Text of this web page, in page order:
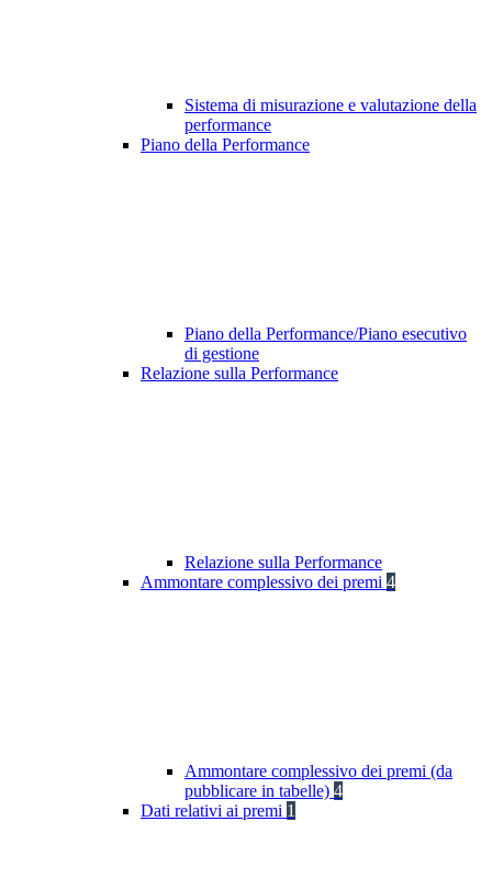
Sistema di misurazione e valutazione della
performance
Piano della Performance
Piano della Performance/Piano esecutivo
di gestione
Relazione sulla Performance
Relazione sulla Performance
Ammontare complessivo dei premi 4
Ammontare complessivo dei premi (da
pubblicare in tabelle) 4
Dati relativi ai premi 1